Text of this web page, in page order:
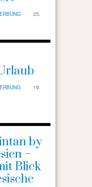
25.
19.
by
–
Blick